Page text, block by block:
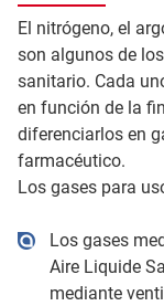
El nitrógeno, el
son algunos de
sanitario. Cada
en función de la
diferenciarlos en
farmacéutico.
Los gases para
Los gases
Aire Liquide
mediante